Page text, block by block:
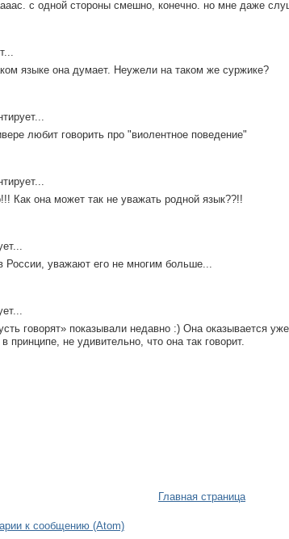
с одной стороны смешно, конечно. но мне даже
языке она думает. Неужели на таком же суржике?
любит говорить про "виолентное поведение"
Как она может так не уважать родной язык??!!
России, уважают его не многим больше...
говорят» показывали недавно :) Она оказывается
принципе, не удивительно, что она так говорит.
Главная страница
к сообщению (Atom)